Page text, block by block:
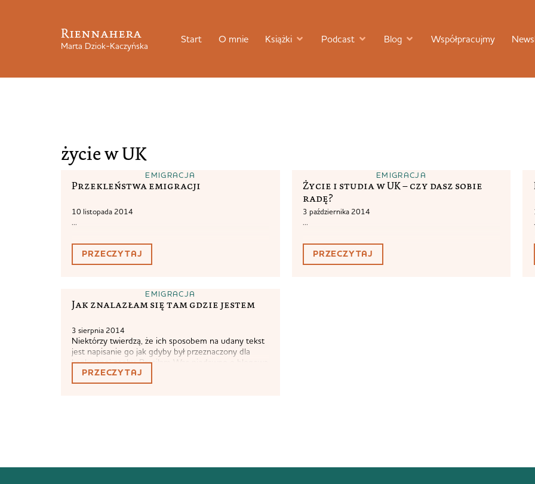
Riennahera
Marta Dziok-Kaczyńska
Start O mnie Książki Podcast Blog Współpracujmy
życie w UK
EMIGRACJA
Przekleństwa emigracji
10 listopada 2014
...
PRZECZYTAJ
EMIGRACJA
Życie i studia w UK – czy dasz sobie
radę?
3 października 2014
...
PRZECZYTAJ
EMIGRACJA
Jak znalazłam się tam gdzie jestem
3 sierpnia 2014
Niektórzy twierdzą, że ich sposobem na udany tekst
jest napisanie go jak gdyby był przeznaczony dla
konkretnej osoby. Prosiłam Was niedawno o blogową
pomoc (wielkie dzięki, Wasze wskazówki są świetne,
keep them coming) i spora część z Was sugerowała,
PRZECZYTAJ